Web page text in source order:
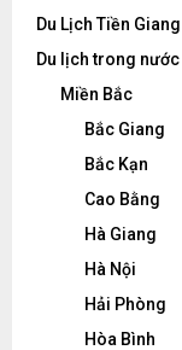
Du Lịch Tiền Giang
Du lịch trong nước
Miền Bắc
Bắc Giang
Bắc Kạn
Cao Bằng
Hà Giang
Hà Nội
Hải Phòng
Hòa Bình